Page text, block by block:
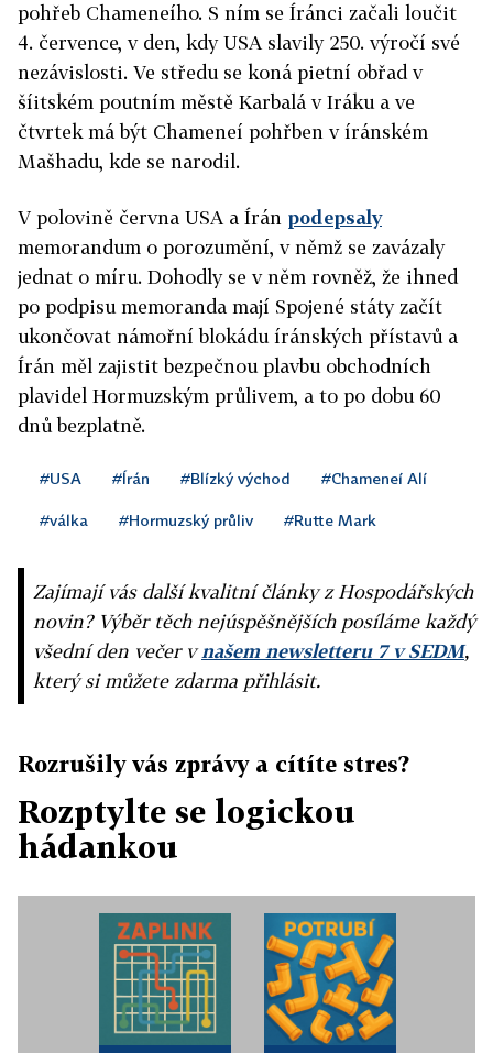
pohřeb Chameneího. S ním se Íránci začali loučit
4. července, v den, kdy USA slavily 250. výročí své
nezávislosti. Ve středu se koná pietní obřad v
šíitském poutním městě Karbalá v Iráku a ve
čtvrtek má být Chameneí pohřben víránském
Mašhadu, kde se narodil.
V polovině června USA a Írán podepsaly
memorandum o porozumění, v němž se zavázaly
jednat o míru. Dohodly se v něm rovněž, že ihned
po podpisu memoranda mají Spojené státy začít
ukončovat námořní blokáduíránských přístavů a
Írán měl zajistit bezpečnou plavbu obchodních
plavidel Hormuzským průlivem, a to po dobu 60
dnů bezplatně.
#USA #Írán #Blízký východ #Chameneí Alí
#válka #Hormuzský průliv #Rutte Mark
Zajímají vás další kvalitní články z Hospodářských
novin? Výběr těch nejúspěšnějších posíláme každý
všední den večer vnašem newsletteru 7 v SEDM,
který si můžete zdarma přihlásit.
Rozrušily vás zprávy a cítíte stres?
Rozptylte se logickou
hádankou